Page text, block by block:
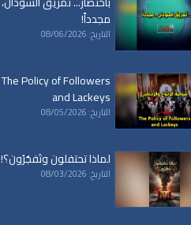
مجدداً!
التاريخ: 08/06/2026
The Policy of Followers
and Lackeys
التاريخ: 08/05/2026
لماذا تحتفلون وتَفجُرُون؟!
التاريخ: 08/03/2026